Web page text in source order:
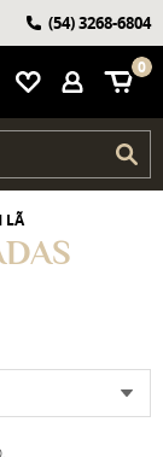
0
(54)3268-6804
LÃ